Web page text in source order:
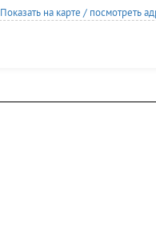
Показать на карте / посмотреть